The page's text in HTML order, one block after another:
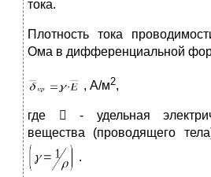
тока.
Плотность тока
Ома в дифференциальной
, А/м2,
где  - удельная
вещества (проводящего
.